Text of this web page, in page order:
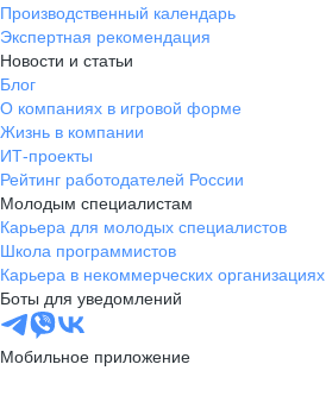
Производственный календарь
Экспертная рекомендация
Новости и статьи
Блог
О компаниях в игровой форме
Жизнь в компании
ИТ-проекты
Рейтинг работодателей России
Молодым специалистам
Карьера для молодых специалистов
Школа программистов
Карьера в некоммерческих организациях
Боты для уведомлений
Мобильное приложение